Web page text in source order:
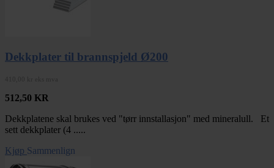
Dekkplater til brannspjeld Ø200
512,50 KR
Dekkplatene skal brukes ved "tørr innstallasjon" med mineralull. Et
sett dekkplater (4 .....
Kjøp Sammenlign